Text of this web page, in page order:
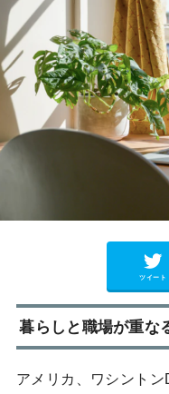
ツイート
暮らしと職場が重な
アメリカ、ワシント